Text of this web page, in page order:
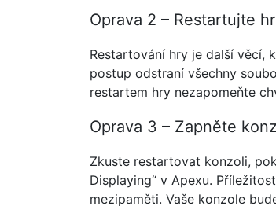
Oprava 2 – Restartujte
Restartování hry je další věcí,
postup odstraní všechny
restartem hry nezapomeňte
Oprava 3 – Zapněte
Zkuste restartovat konzoli,
Displaying“ v Apexu.
mezipaměti. Vaše konzole